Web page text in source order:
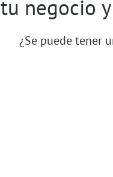
tu negocio
¿Se puede tener